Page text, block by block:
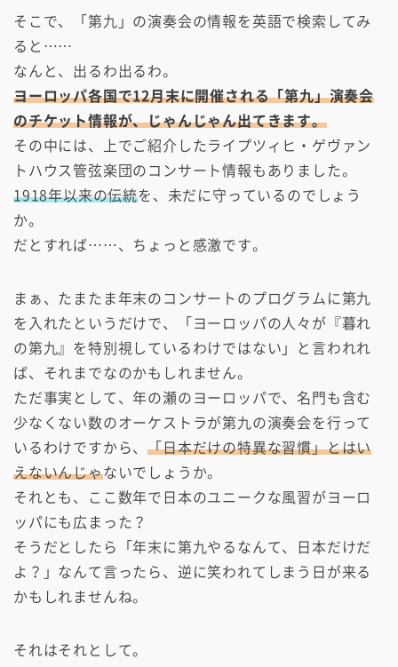
そこで、「第九」の演奏会の情報を英語で検索してみ
ると……
なんと、出るわ出るわ。
ヨーロッパ各国で12月末に開催される「第九」演奏会
のチケット情報が、じゃんじゃん出てきます。
その中には、上でご紹介したライプツィヒ・ゲヴァン
トハウス管弦楽団のコンサート情報もありました。
1918年以来の伝統を、未だに守っているのでしょう
か。
だとすれば……、ちょっと感激です。
まぁ、たまたま年末のコンサートのプログラムに第九
を入れたというだけで、「ヨーロッパの人々が『暮れ
の第九』を特別視しているわけではない」と言われれ
ば、それまでなのかもしれません。
ただ事実として、年の瀬のヨーロッパで、名門も含む
少なくない数のオーケストラが第九の演奏会を行って
いるわけですから、「日本だけの特異な習慣」とはい
えないんじゃないでしょうか。
それとも、ここ数年で日本のユニークな風習がヨーロ
ッパにも広まった？
そうだとしたら「年末に第九やるなんて、日本だけだ
よ？」なんて言ったら、逆に笑われてしまう日が来る
かもしれませんね。
それはそれとして。